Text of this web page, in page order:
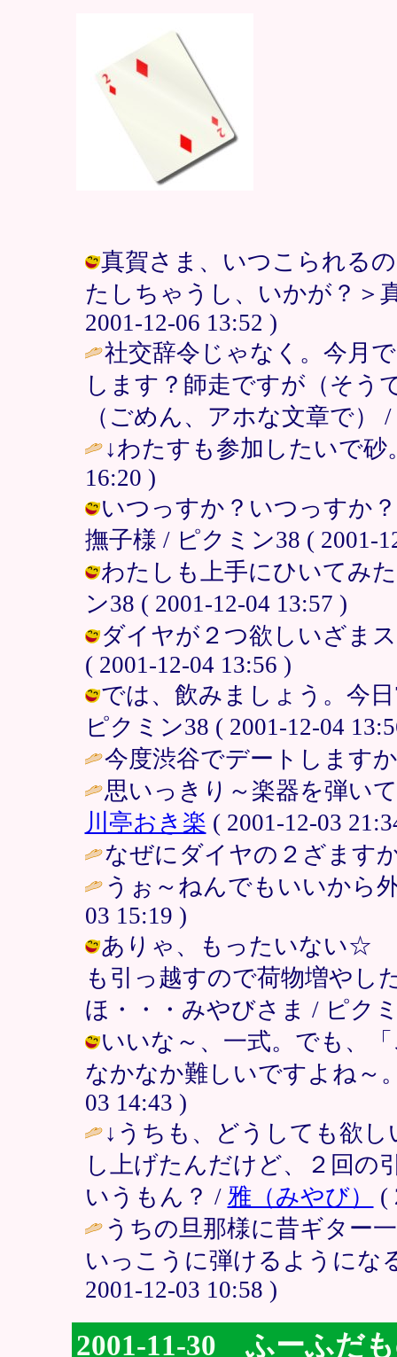
真賀さま、いつこられる
たしちゃうし、いかが？＞
2001-12-06 13:52 )
社交辞令じゃなく。今月
します？師走ですが（そう
（ごめん、アホな文章で） /
↓わたすも参加したいで
16:20 )
いつっすか？いつっすか
撫子様 / ピクミン38 ( 2001-
わたしも上手にひいてみ
ン38 ( 2001-12-04 13:57 )
ダイヤが２つ欲しいざま
( 2001-12-04 13:56 )
では、飲みましょう。今
ピクミン38 ( 2001-12-04
今度渋谷でデートします
思いっきり～楽器を弾い
川亭おき楽 ( 2001-12-03
なぜにダイヤの２ざます
うぉ～ねんでもいいから
03 15:19 )
ありゃ、もったいない☆
も引っ越すので荷物増やし
ほ・・・みやびさま / ピク
いいな～、一式。でも、
なかなか難しいですよね～
03 14:43 )
↓うちも、どうしても欲
し上げたんだけど、２回の
いうもん？ / 雅（みやび）
(
うちの旦那様に昔ギター
いっこうに弾けるようにな
2001-12-03 10:58 )
2001-11-30 ふーふだ